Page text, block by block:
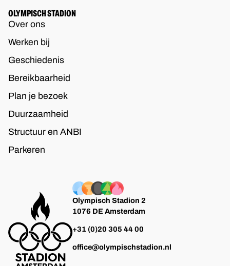
OLYMPISCH STADION
Over ons
Werken bij
Geschiedenis
Bereikbaarheid
Plan je bezoek
Duurzaamheid
Structuur en ANBI
Parkeren
Olympisch Stadion 2
1076 DE Amsterdam
+31 (0)20 305 44 00
office@olympischstadion.nl